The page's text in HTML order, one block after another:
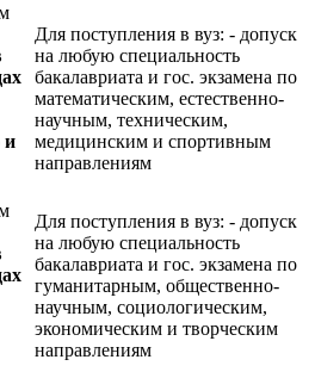
и
Для поступления в вуз: - допуск
на любую специальность
бакалавриата и гос. экзамена по
математическим, естественно-
научным, техническим,
медицинским и спортивным
направлениям
Для поступления в вуз: - допуск
на любую специальность
бакалавриата и гос. экзамена по
гуманитарным, общественно-
научным, социологическим,
экономическим и творческим
направлениям